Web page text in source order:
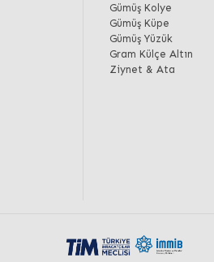
Gümüş Kolye
Gümüş Küpe
Gümüş Yüzük
Gram Külçe Altın
Ziynet & Ata